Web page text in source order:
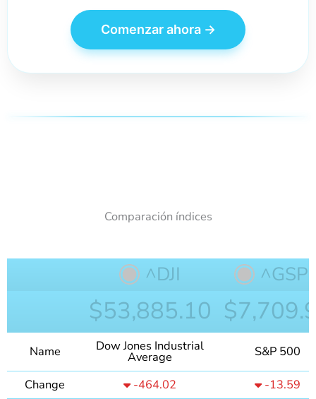
Comenzar ahora →
Comparación índices
^DJI
$53,885.10
Name Dow Jones Industrial
Average S&P 500
Change -464.02
-13.59